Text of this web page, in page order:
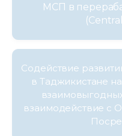
МСП в
Содействие
в Таджикистане
взаимодействие с